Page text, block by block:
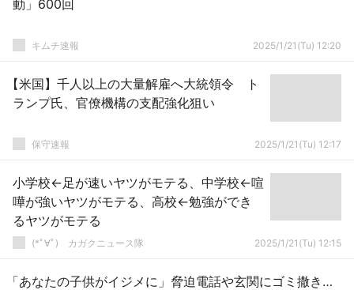
動」600回
キムチ速報 2025/1/21(Tu) 12:20
【米国】千人以上の大量解雇へ大統領令 ト
ランプ氏、官僚機構の支配強化狙い
保守速報 2025/1/21(Tu) 12:17
小学校←足が速いヤツがモテる、中学校←喧
嘩が強いヤツがモテる、高校←勉強ができ
るヤツがモテる
(*ﾟ∀ﾟ)ゞカガクニュース隊 2025/1/21(Tu) 12:15
「あなたの子供がイジメに」脅迫電話や玄関にゴミ撒き…